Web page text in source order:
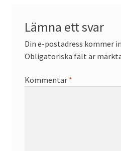
Lämna ett svar
Din e-postadress kommer
Obligatoriska fält är
Kommentar *